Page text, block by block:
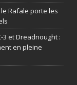
Rafale porte les
3 et Dreadnought :
en pleine